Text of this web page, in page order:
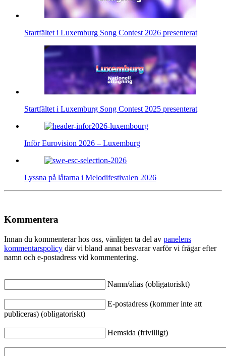
Startfältet i Luxemburg Song Contest 2026 presenterat
Startfältet i Luxemburg Song Contest 2025 presenterat
Inför Eurovision 2026 – Luxemburg
Lyssna på låtarna i Melodifestivalen 2026
Kommentera
Innan du kommenterar hos oss, vänligen ta del av panelens
kommentarspolicy där vi bland annat besvarar varför vi frågar efter
namn och e-postadress vid kommentering.
Namn/alias (obligatoriskt)
E-postadress (kommer inte att
publiceras) (obligatoriskt)
Hemsida (frivilligt)